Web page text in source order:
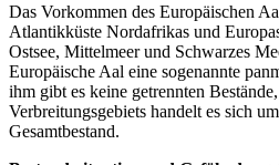
Das Vorkommen des Europäischen
Atlantikküste Nordafrikas und
Ostsee, Mittelmeer und Schwarzes
Europäische Aal eine sogenannte
ihm gibt es keine getrennten
Verbreitungsgebiets handelt es sich
Gesamtbestand.